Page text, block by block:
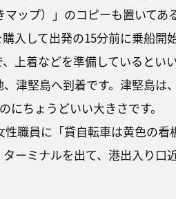
ップ）」のコピーも置いてあ
入して出発の15分前に乗船開
上着などを準備しているとい
津堅島へ到着です。津堅島は
ちょうどいい大きさです。
性職員に「貸自転車は黄色の看
ーミナルを出て、港出入り口